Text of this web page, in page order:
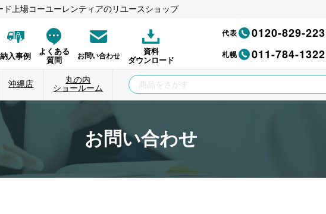
上場コーユーレンティアのリユースショップ
納入事例
よくある
質問
お問い合わせ
資料
ダウンロード
代表 0120-829-223
札幌 011-784-1322
沖縄店
丸の内
ショールーム
お問い合わせ